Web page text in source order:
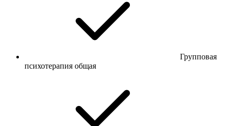
Групповая
психотерапия общая